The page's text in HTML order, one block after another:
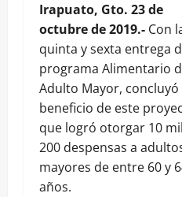
Irapuato, Gto. 23 de
octubre de 2019.- Con
quinta y sexta entrega
programa Alimentario
Adulto Mayor, concluyó
beneficio de este
que logró otorgar 10 mil
200 despensas a
mayores de entre 60 y
años.